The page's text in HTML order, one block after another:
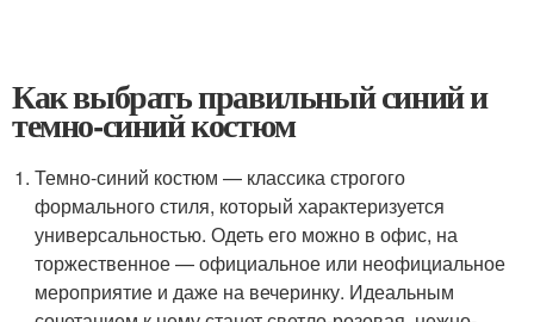
Как выбрать правильный синий и
темно-синий костюм
Темно-синий костюм — классика строгого
формального стиля, который характеризуется
универсальностью. Одеть его можно в офис, на
торжественное — официальное или неофициальное
мероприятие и даже на вечеринку. Идеальным